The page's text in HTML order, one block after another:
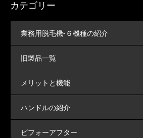
カテゴリー
業務用脱毛機-６機種の紹介
旧製品一覧
メリットと機能
ハンドルの紹介
ビフォーアフター